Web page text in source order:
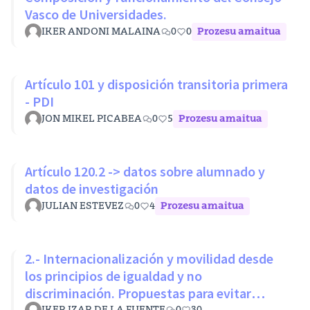
Vasco de Universidades.
IKER ANDONI MALAINA 0 0 Prozesu amaitua
Artículo 101 y disposición transitoria primera
- PDI
JON MIKEL PICABEA 0 5 Prozesu amaitua
Artículo 120.2 -> datos sobre alumnado y
datos de investigación
JULIAN ESTEVEZ 0 4 Prozesu amaitua
2.- Internacionalización y movilidad desde
los principios de igualdad y no
discriminación. Propuestas para evitar